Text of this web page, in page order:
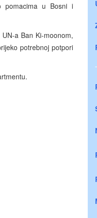
pomacima u Bosni i
a Ban Ki-moonom,
potrebnoj potpori